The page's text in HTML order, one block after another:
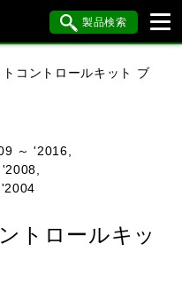
製品検索
SUZUKI
DUCATI
MV AGUSTA
コントロールキット ブ
～ '2016,
トロールキッ